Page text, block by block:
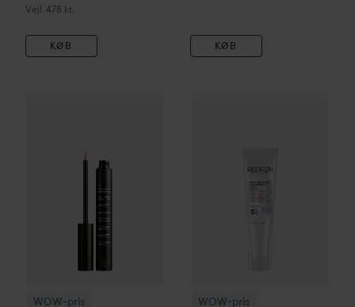
Vejl. 478 kr.
Vejledende pris 478 kr.
KØB KØB
WOW-pris WOW-pris